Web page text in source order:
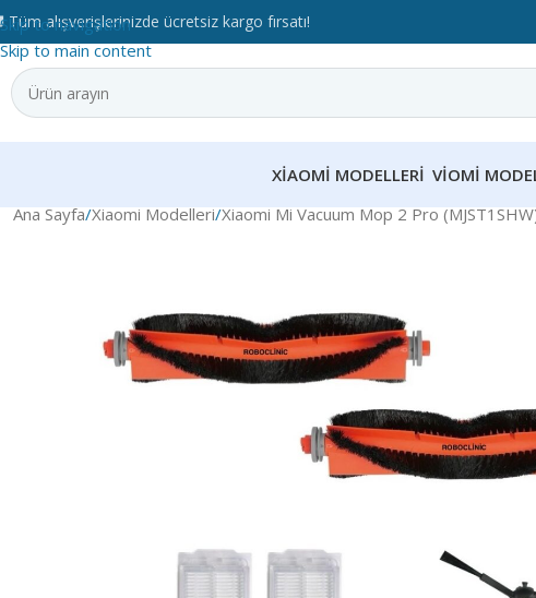
Skip to navigation
Skip to main content
Tüm alışverişlerinizde ücretsiz kargo fırsatı!
XIAOMI MODELLERI VIOMI
Ana Sayfa Xiaomi Modelleri Xiaomi Mi Vacuum Mop 2 Pro